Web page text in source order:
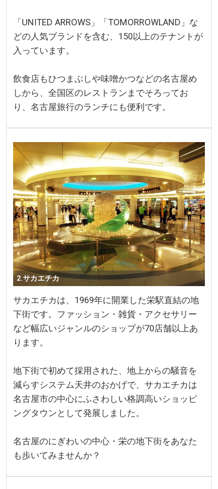
「UNITED ARROWS」「TOMORROWLAND」な
どの人気ブランドを含む、150以上のテナントが
入っています。
飲食店もひつまぶしや味噌かつなどの名古屋め
しから、全国区のレストランまでそろってお
り、名古屋旅行のランチにも便利です。
2.サカエチカ
サカエチカは、1969年に開業した栄駅直結の地
下街です。ファッション・雑貨・アクセサリー
など幅広いジャンルのショップが70店舗以上あ
ります。
地下街で初めて採用された、地上からの騒音を
減らすシステム天井のおかげで、サカエチカは
名古屋市の中心にふさわしい格調高いショッピ
ングタウンとして発展しました。
名古屋のにぎわいの中心・栄の地下街をあなた
も歩いてみませんか？